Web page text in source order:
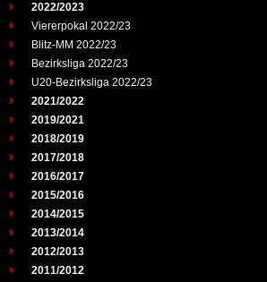
2022/2023
Viererpokal 2022/23
Blitz-MM 2022/23
Bezirksliga 2022/23
U20-Bezirksliga 2022/23
2021/2022
2019/2021
2018/2019
2017/2018
2016/2017
2015/2016
2014/2015
2013/2014
2012/2013
2011/2012